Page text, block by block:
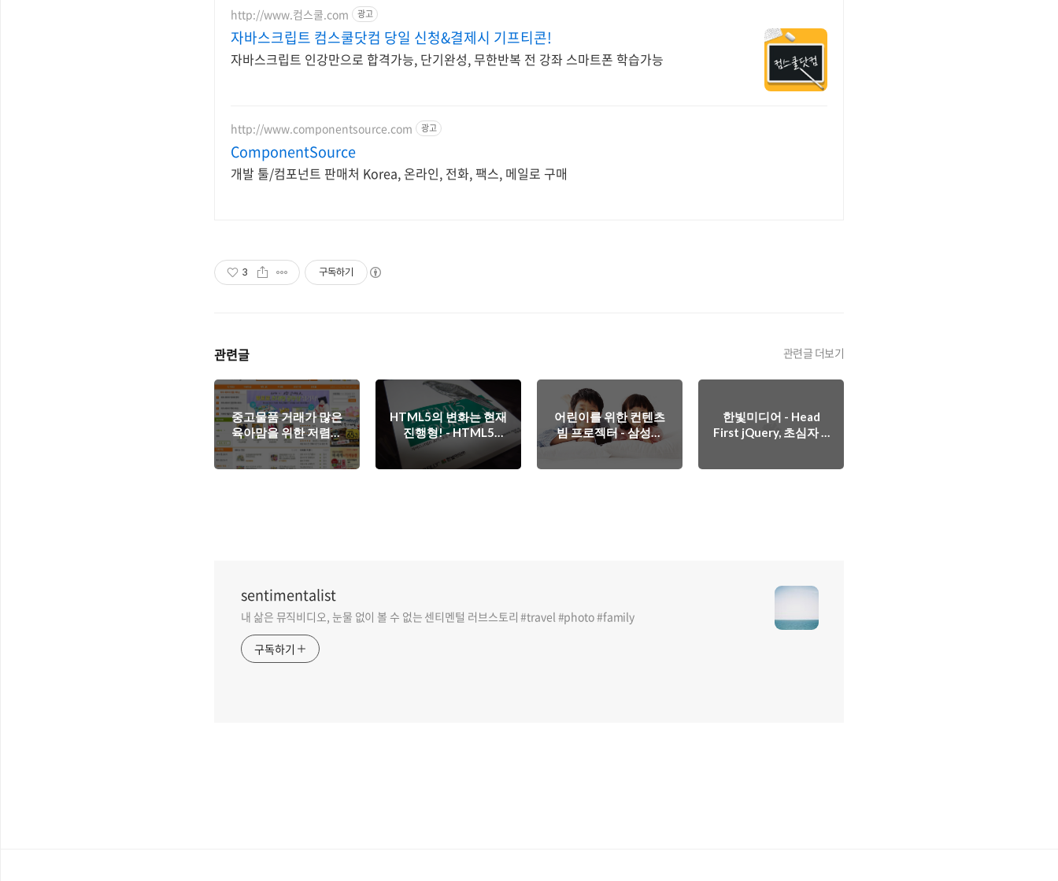
http://www.컴스쿨.com 광고
자바스크립트 컴스쿨닷컴 당일 신청&결제시 기프티콘!
자바스크립트 인강만으로 합격가능, 단기완성, 무한반복 전 강좌 스마트폰 학습가능
http://www.componentsource.com 광고
ComponentSource
개발 툴/컴포넌트 판매처 Korea, 온라인, 전화, 팩스, 메일로 구매
3 구독하기
관련글 관련글 더보기
중고물품 거래가 많은
육아맘을 위한 저렴한
택배서비스 - 아이베이
비 편의점 택배서비스
HTML5의 변화는 현재
진행형! - HTML5
Cookbook (한빛미디
어)
어린이를 위한 컨텐츠
빔 프로젝터 - 삼성출
판사 드림큐브
한빛미디어 - Head
First jQuery, 초심자 &
sentimentalist
내 삶은 뮤직비디오, 눈물 없이 볼 수 없는 센티멘털 러브스토리 #travel #photo #family
구독하기